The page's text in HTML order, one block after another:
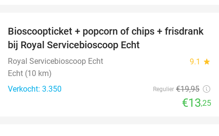
34%
Bioscoopticket + popcorn of chips + frisdrank
bij Royal Servicebioscoop Echt
Royal Servicebioscoop Echt 9.1 star
Echt (10 km)
Verkocht: 3.350
Regulier €19,95
€13,25